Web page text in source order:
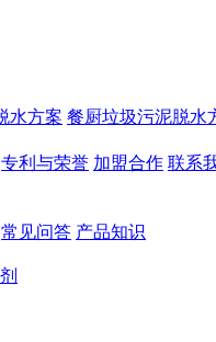
水方案 餐厨垃圾污泥脱水
专利与荣誉 加盟合作 联系
常见问答 产品知识